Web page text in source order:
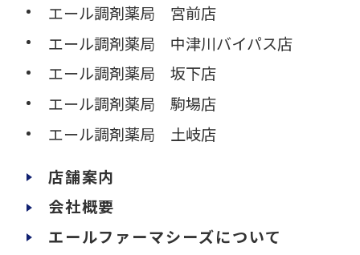
エール調剤薬局 宮前店
エール調剤薬局 中津川バイパス店
エール調剤薬局 坂下店
エール調剤薬局 駒場店
エール調剤薬局 土岐店
店舗案内
会社概要
エールファーマシーズについて